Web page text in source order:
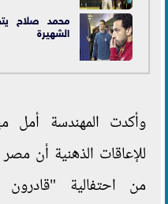
محمد صلاح
الشهيرة
وأكدت المهندسة أمل
للإعاقات الذهنية أن
من احتفالية